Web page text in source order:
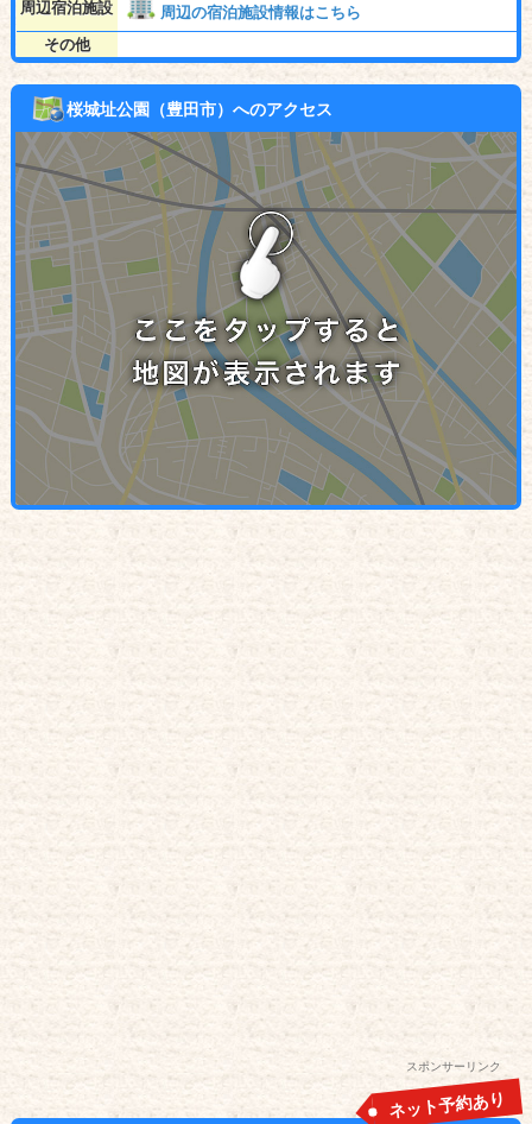
周辺宿泊施設
周辺の宿泊施設情報はこちら
その他
桜城址公園（豊田市）へのアクセス
スポンサーリンク
ネット予約あり